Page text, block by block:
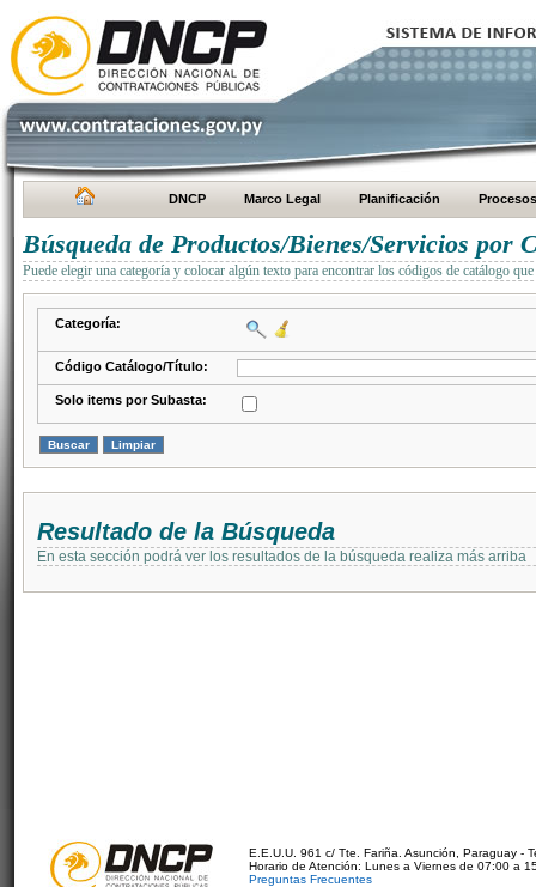
DNCP Marco Legal Planificación Procesos
Búsqueda de Productos/Bienes/Servicios por
Puede elegir una categoría y colocar algún texto para encontrar los códigos de catálogo
Categoría:
Código Catálogo/Título:
Solo items por Subasta:
Resultado de la Búsqueda
En esta sección podrá ver los resultados de la búsqueda realiza más arriba
E.E.U.U. 961 c/ Tte. Fariña. Asunción, Paraguay -
Horario de Atención: Lunes a Viernes de 07:00 a
Preguntas Frecuentes